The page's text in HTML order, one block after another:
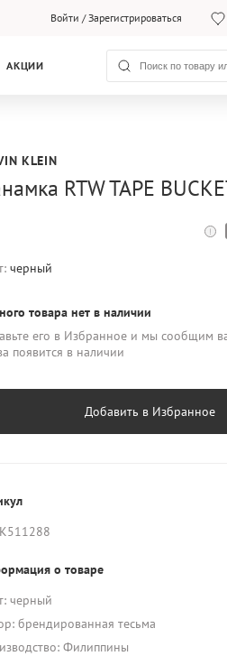
Войти /Зарегистрироваться
АКЦИИ
KLEIN
RTW TAPE
черный
товара нет в наличии
его в Избранное и мы сообщим
появится в наличии
Добавить в Избранное
о товаре
черный
брендированная тесьма
Филиппины